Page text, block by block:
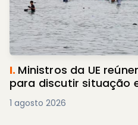
I. Ministros da UE
para discutir situação
1 agosto 2026